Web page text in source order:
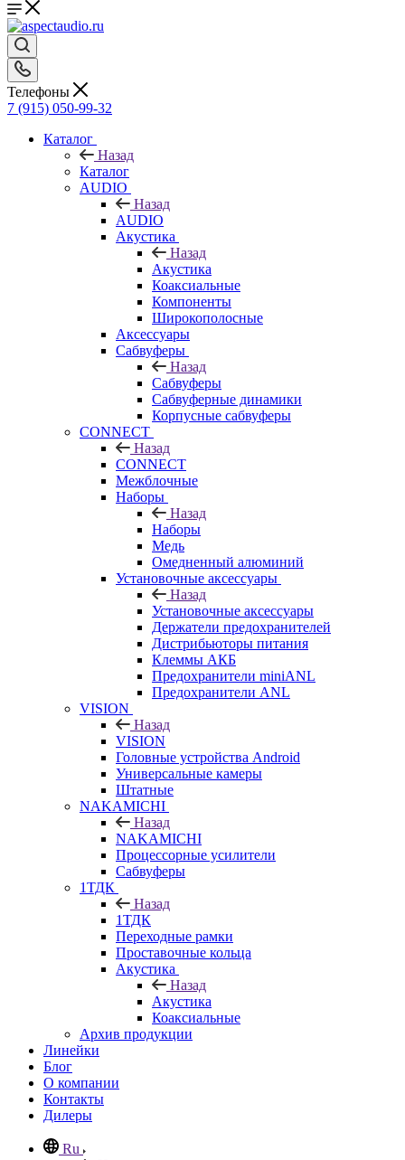
Телефоны
7 (915) 050-99-32
Каталог
Назад
Каталог
AUDIO
Назад
AUDIO
Акустика
Назад
Акустика
Коаксиальные
Компоненты
Широкополосные
Аксессуары
Сабвуферы
Назад
Сабвуферы
Сабвуферные динамики
Корпусные сабвуферы
CONNECT
Назад
CONNECT
Межблочные
Наборы
Назад
Наборы
Медь
Омедненный алюминий
Установочные аксессуары
Назад
Установочные аксессуары
Держатели предохранителей
Дистрибьюторы питания
Клеммы АКБ
Предохранители miniANL
Предохранители ANL
VISION
Назад
VISION
Головные устройства Android
Универсальные камеры
Штатные
NAKAMICHI
Назад
NAKAMICHI
Процессорные усилители
Сабвуферы
1ТДК
Назад
1ТДК
Переходные рамки
Проставочные кольца
Акустика
Назад
Акустика
Коаксиальные
Архив продукции
Линейки
Блог
О компании
Контакты
Дилеры
Ru